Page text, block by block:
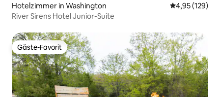
Hotelzimmer in Washington
4,95 (129)
River Sirens Hotel Junior-Suite
Gäste-Favorit
Gäste-Favorit